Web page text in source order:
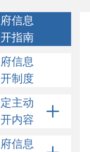
信息
指南
信息
制度
主动
内容
信息